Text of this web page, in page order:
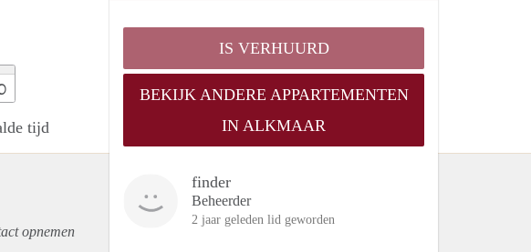
tijd
IS VERHUURD
BEKIJK ANDERE APPARTEMENTEN
IN ALKMAAR
finder
Beheerder
2 jaar geleden lid geworden
opnemen